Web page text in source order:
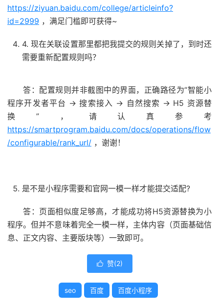
https://ziyuan.baidu.com/college/articleinfo?
id=2999 ，满足门槛即可获得~
4. 现在关联设置那里都把我提交的规则关掉了，到时还
需要重新配置规则吗？
答：配置规则并非截图中的界面，正确路径为“智能小
程序开发者平台 -> 搜索接入 -> 自然搜索 -> H5 资源替
换”，请认真参考
https://smartprogram.baidu.com/docs/operations/flow
/configurable/rank_url/ ，谢谢！
是不是小程序需要和官网一模一样才能提交适配?
答：页面相似度足够高，才能成功将H5资源替换为小
程序。但并不意味着完全一模一样，主体内容（页面基础信
息、正文内容、主要版块等）一致即可。
 赞(2)
seo 百度 百度小程序